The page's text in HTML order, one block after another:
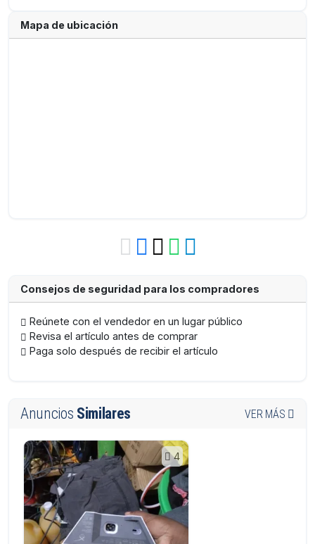
Mapa de ubicación
Consejos de seguridad para los compradores
Reúnete con el vendedor en un lugar público
Revisa el artículo antes de comprar
Paga solo después de recibir el artículo
Anuncios Similares VER MÁS
4